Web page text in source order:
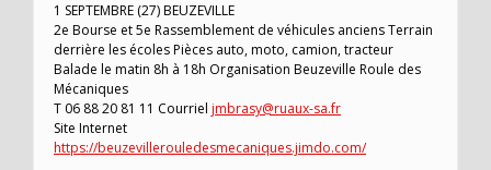
1 SEPTEMBRE (27) BEUZEVILLE
2e Bourse et 5e Rassemblement de véhicules anciens Terrain
derrière les écoles Pièces auto, moto, camion, tracteur
Balade le matin 8h à 18h Organisation Beuzeville Roule des
Mécaniques
T 06 88 20 81 11 Courriel jmbrasy@ruaux-sa.fr
Site Internet
https://beuzevillerouledesmecaniques.jimdo.com/